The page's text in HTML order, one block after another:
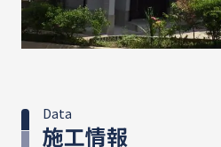
施工情報
Data